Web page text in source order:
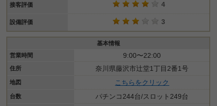
接客評価 4
設備評価 3
基本情報
営業時間
9:00〜22:00
住所 奈川県藤沢市辻堂1丁目2番1号
地図 こちらをクリック
台数 パチンコ244台/スロット249台